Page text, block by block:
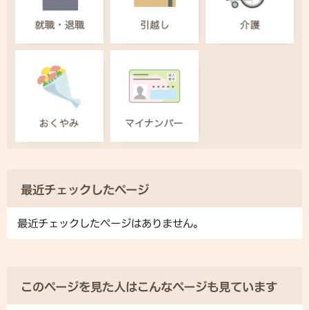
最近チェックしたページ
最近チェックしたページはありません。
このページを見た人はこんなページも見ています